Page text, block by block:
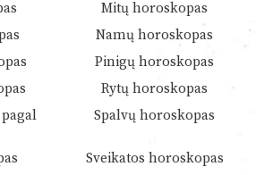
Mitų horoskopas
Namų horoskopas
Pinigų horoskopas
Rytų horoskopas
Spalvų horoskopas
Sveikatos horoskopas